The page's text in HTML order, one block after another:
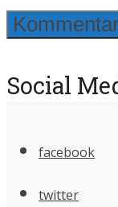
Social
facebook
twitter